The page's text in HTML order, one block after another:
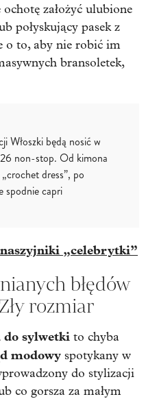
założyć ulubione
połyskujący pasek z
o to, aby nie robić im
bransoletek,
Włoszki będą nosić w
non-stop. Od kimona
dress”, po
spodnie capri
„celebrytki”
błędów
rozmiar
do sylwetki to chyba
modowy spotykany w
do stylizacji
co gorsza za małym